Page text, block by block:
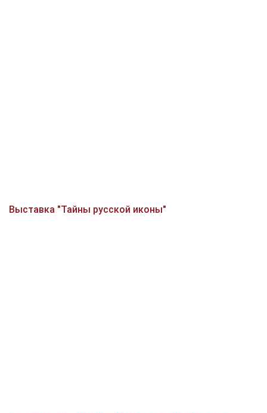
Выставка "Тайны русской иконы"